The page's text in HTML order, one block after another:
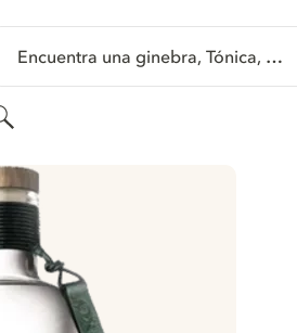
Encuentra una ginebra, Tónica, …
Buscar